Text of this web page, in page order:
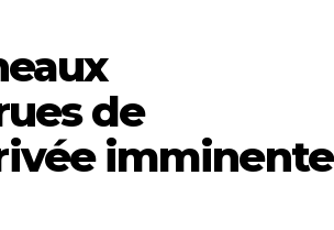
de
imminente